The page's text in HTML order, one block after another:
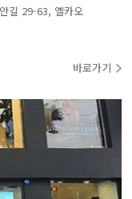
길 29-63, 옐카오
바로가기